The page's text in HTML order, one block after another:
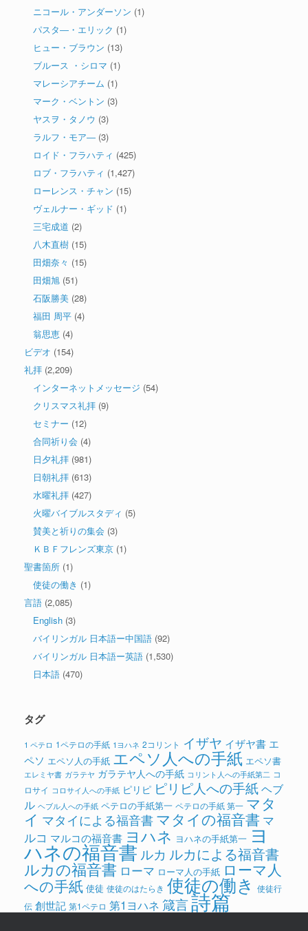
ニコール・アンダーソン (1)
パスタ―・エリック (1)
ヒュー・ブラウン (13)
ブルース ・シロマ (1)
マレーシアチーム (1)
マーク・ベントン (3)
ヤスヲ・タノウ (3)
ラルフ・モア― (3)
ロイド・フラハティ (425)
ロブ・フラハティ (1,427)
ローレンス・チャン (15)
ヴェルナー・ギッド (1)
三宅成道 (2)
八木直樹 (15)
田畑奈々 (15)
田畑旭 (51)
石阪勝美 (28)
福田 周平 (4)
翁思恵 (4)
ビデオ (154)
礼拝 (2,209)
インターネットメッセージ (54)
クリスマス礼拝 (9)
セミナー (12)
合同祈り会 (4)
日夕礼拝 (981)
日朝礼拝 (613)
水曜礼拝 (427)
火曜バイブルスタディ (5)
賛美と祈りの集会 (3)
ＫＢＦフレンズ東京 (1)
聖書箇所 (1)
使徒の働き (1)
言語 (2,085)
English (3)
バイリンガル 日本語ー中国語 (92)
バイリンガル 日本語ー英語 (1,530)
日本語 (470)
タグ
1 ペテロ 1ペテロの手紙 1ヨハネ 2コリント イザヤ イザヤ書 エ
ペソ エペソ人の手紙 エペソ人への手紙 エペソ書
エレミヤ書 ガラテヤ ガラテヤ人への手紙 コリント人への手紙第二 コ
ロサイ コロサイ人への手紙 ピリピ ピリピ人への手紙ヘブ
ル ヘブル人への手紙 ペテロの手紙第一 ペテロの手紙 第一 マタ
イ マタイによる福音書 マタイの福音書 マ
ルコ マルコの福音書 ヨハネ ヨハネの手紙第一 ヨ
ハネの福音書 ルカ ルカによる福音書
ルカの福音書 ローマ ローマ人の手紙 ローマ人
への手紙 使徒 使徒のはたらき 使徒の働き 使徒行
伝 創世記 第1ペテロ 第1ヨハネ 箴言詩篇